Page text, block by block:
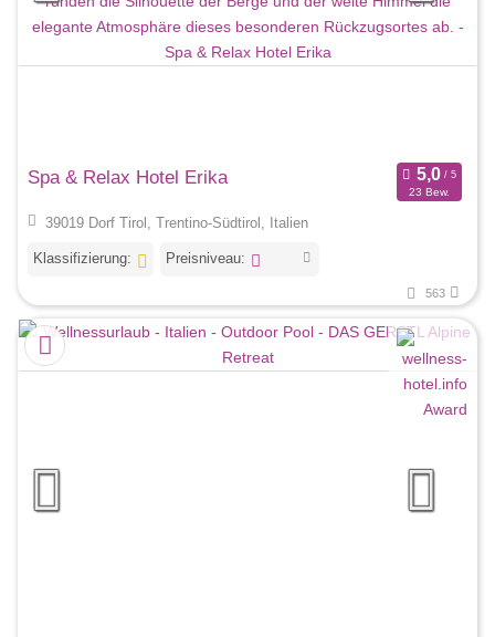
Spa & Relax Hotel Erika
23 Bew.
39019 Dorf Tirol, Trentino-Südtirol, Italien
Klassifizierung: Preisniveau:
563